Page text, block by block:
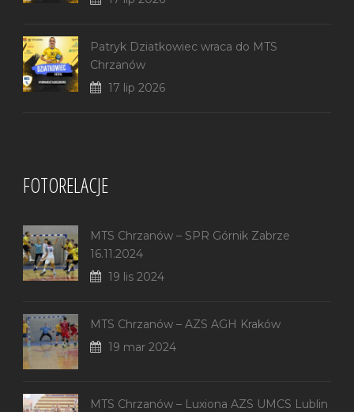
Patryk Dziatkowiec wraca do MTS
Chrzanów
17 lip 2026
FOTORELACJE
MTS Chrzanów – SPR Górnik Zabrze
16.11.2024
19 lis 2024
MTS Chrzanów – AZS AGH Kraków
19 mar 2024
MTS Chrzanów – Luxiona AZS UMCS Lublin